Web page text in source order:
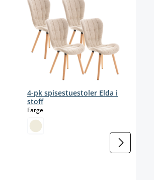
4-pk spisestuestoler Elda i
stoff
Fargeselect